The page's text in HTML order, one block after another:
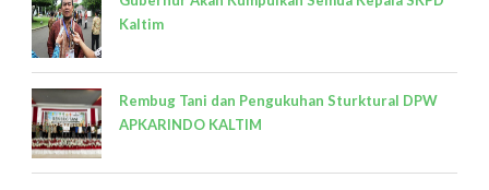
Kaltim
Rembug Tani dan Pengukuhan Sturktural DPW
APKARINDO KALTIM